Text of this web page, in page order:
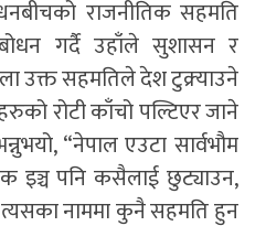
राजनीतिक सहमति
गर्दै उहाँले सुशासन र
उक्त सहमतिले देश टुक्र्याउने
रोटी काँचो पल्टिएर जाने
“नेपाल एउटा सार्वभौम
इञ्च पनि कसैलाई छुट्याउन,
त्यसका नाममा कुनै सहमति हुन